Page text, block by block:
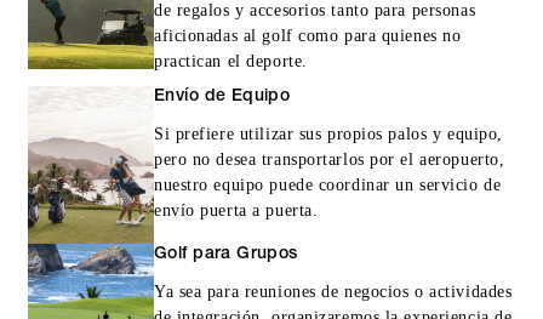
de regalos y accesorios tanto para personas
aficionadas al golf como para quienes no
practican el deporte.
Envío de Equipo
Si prefiere utilizar sus propios palos y equipo,
pero no desea transportarlos por el aeropuerto,
nuestro equipo puede coordinar un servicio de
envío puerta a puerta.
Golf para Grupos
Ya sea para reuniones de negocios o actividades